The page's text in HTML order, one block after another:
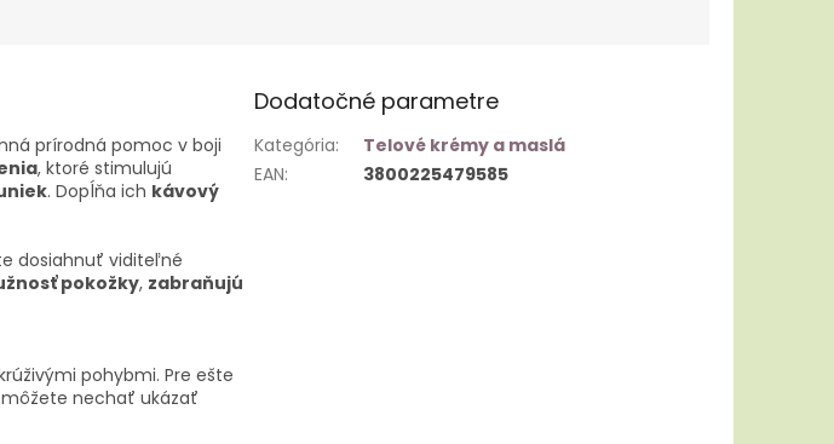
prírodná pomoc v boji
, ktoré stimulujú
. Dopĺňa ich kávový
dosiahnuť viditeľné
pokožky, zabraňujú
pohybmi. Pre ešte
môžete nechať ukázať
Dodatočné parametre
Kategória:
Telové krémy a maslá
EAN: 3800225479585